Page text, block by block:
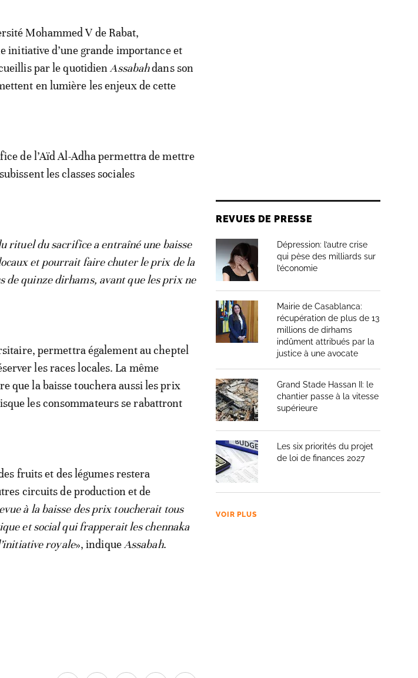
Mohammed V de Rabat,
initiative d’une grande importance et
par le quotidien Assabahdans son
en lumière les enjeux de cette
de l’Aïd Al-Adha permettra de mettre
les classes sociales
rituel du sacrifice a entraîné une baisse
et pourrait faire chuter le prix de la
de quinze dirhams, avant que les prix ne
permettra également au cheptel
les races locales. La même
que la baisse touchera aussi les prix
les consommateurs se rabattront
fruits et des légumes restera
circuits de production et de
à la baisse des prix toucherait tous
et social qui frapperait les chennaka
royale», indique Assabah.
REVUES DE PRESSE
Dépression: l’autre crise
qui pèse des milliards sur
l’économie
Mairie de Casablanca:
récupération de plus de 13
millions de dirhams
indûment attribués par la
justice à une avocate
Grand Stade Hassan II: le
chantier passe à la vitesse
supérieure
Les six priorités du projet
de loi de finances 2027
VOIR PLUS